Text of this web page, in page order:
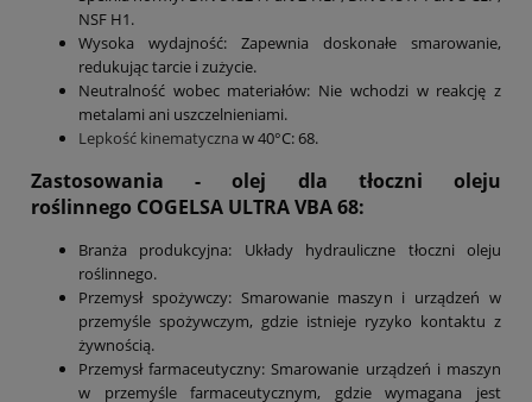
NSF H1.
Wysoka wydajność: Zapewnia doskonałe smarowanie,
redukując tarcie i zużycie.
Neutralność wobec materiałów: Nie wchodzi w reakcję z
metalami ani uszczelnieniami.
Lepkość kinematyczna w 40°C: 68.
Zastosowania - olej dla tłoczni oleju
roślinnego COGELSA ULTRA VBA 68:
Branża produkcyjna: Układy hydrauliczne tłoczni oleju
roślinnego.
Przemysł spożywczy: Smarowanie maszyn i urządzeń w
przemyśle spożywczym, gdzie istnieje ryzyko kontaktu z
żywnością.
Przemysł farmaceutyczny: Smarowanie urządzeń i maszyn
w przemyśle farmaceutycznym, gdzie wymagana jest